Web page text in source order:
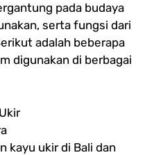
pada budaya
serta fungsi dari
adalah beberapa
digunakan di berbagai
kayu ukir di Bali dan